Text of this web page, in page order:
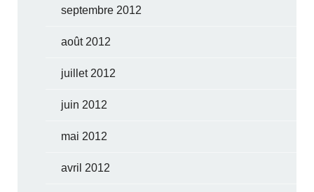
septembre 2012
août 2012
juillet 2012
juin 2012
mai 2012
avril 2012